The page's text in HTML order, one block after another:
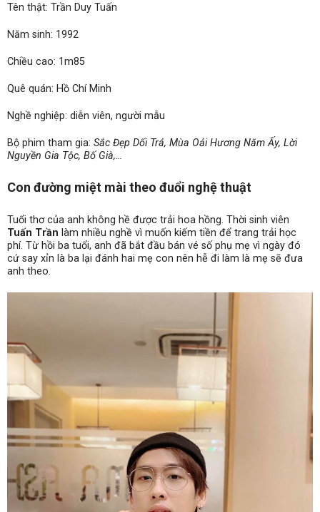
Tên thật: Trần Duy Tuấn
Năm sinh: 1992
Chiều cao: 1m85
Quê quán: Hồ Chí Minh
Nghề nghiệp: diễn viên, người mẫu
Bộ phim tham gia: Sắc Đẹp Dối Trá, Mùa Oải Hương Năm Ấy, Lời
Nguyền Gia Tộc, Bố Già,…
Con đường miệt mài theo đuổi nghệ thuật
Tuổi thơ của anh không hề được trải hoa hồng. Thời sinh viên
Tuấn Trần làm nhiều nghề vì muốn kiếm tiền để trang trải học
phí. Từ hồi ba tuổi, anh đã bắt đầu bán vé số phụ mẹ vì ngày đó
cứ say xỉn là ba lại đánh hai mẹ con nên hễ đi làm là mẹ sẽ đưa
anh theo.